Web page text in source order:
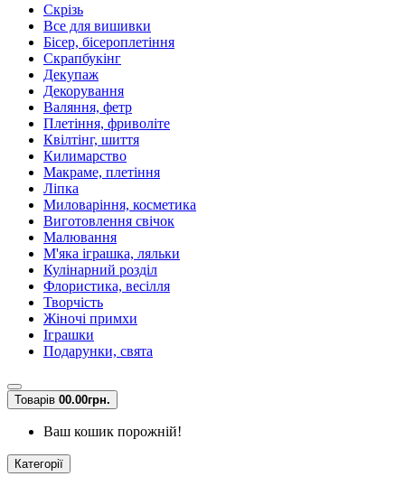
Скрізь
Все для вишивки
Бісер, бісероплетіння
Скрапбукінг
Декупаж
Декорування
Валяння, фетр
Плетіння, фриволіте
Квілтінг, шиття
Килимарство
Макраме, плетіння
Ліпка
Миловаріння, косметика
Виготовлення свічок
Малювання
М'яка іграшка, ляльки
Кулінарний розділ
Флористика, весілля
Творчість
Жіночі примхи
Іграшки
Подарунки, свята
Товарів 00.00грн.
Ваш кошик порожній!
Категорії